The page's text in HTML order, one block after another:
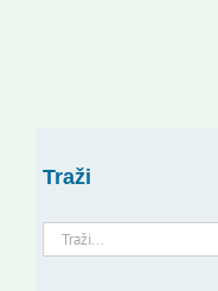
Traži
Traži...